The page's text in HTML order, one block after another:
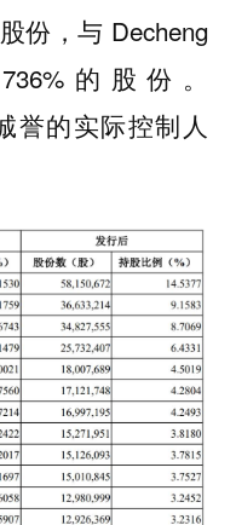
份，与 Decheng
的股份。
誉的实际控制人